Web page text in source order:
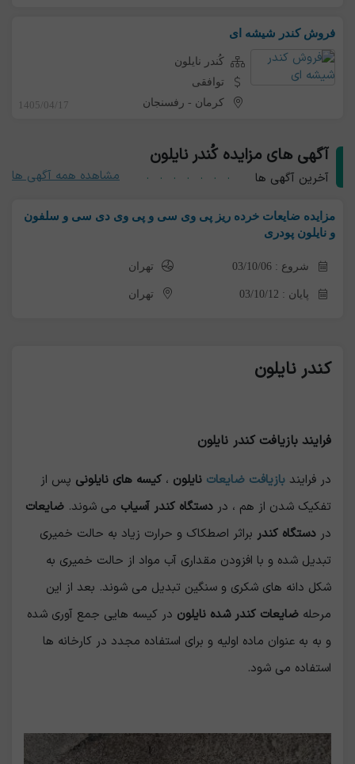
فروش کندر شیشه ای
کُندر نایلون
توافقی
کرمان - رفسنجان 1405/04/17
آگهی های مزایده کُندر نایلون
آخرین آگهی ها مشاهده همه آگهی ها
مزایده ضایعات خرده ریز پی وی سی و پی وی دی سی و سلفون
و نایلون پودری
شروع : 03/10/06 تهران
پایان : 03/10/12 تهران
کندر نایلون
فرایند بازیافت کندر نایلون
در فرایند بازیافت ضایعات نایلون ، کیسه های نایلونی پس از
تفکیک شدن از هم ، در دستگاه کندر آسیاب می شوند. ضایعات
در دستگاه کندر براثر اصطکاک و حرارت زیاد به حالت خمیری
تبدیل شده و با افزودن مقداری آب مواد از حالت خمیری به
شکل دانه های شکری و سنگین تبدیل می شوند. بعد از این
مرحله ضایعات کندر شده نایلون در کیسه هایی جمع آوری شده
و به به عنوان ماده اولیه و برای استفاده مجدد در کارخانه ها
استفاده می شود.